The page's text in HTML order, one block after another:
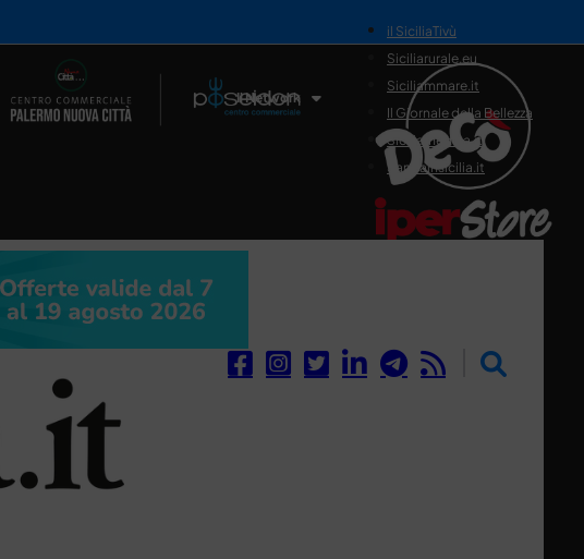
Il Network
il SiciliaTivù
Siciliarurale.eu
Siciliammare.it
Il Giornale della Bellezza
Siciliamedica.it
Sanitainsicilia.it